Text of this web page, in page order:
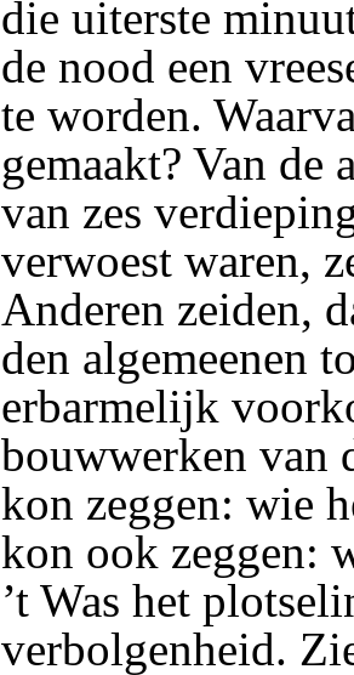
die uiterste
de nood een
te worden.
gemaakt? Van de
van zes
verwoest waren,
Anderen zeiden,
den algemeenen
erbarmelijk
bouwwerken van
kon zeggen: wie
kon ook zeggen:
’t Was het
verbolgenheid.